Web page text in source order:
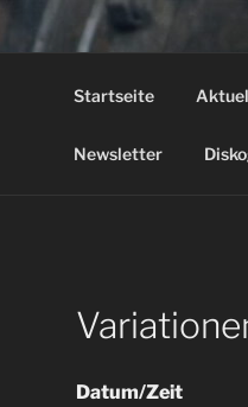
Startseite
Newsletter
Datum/Zeit